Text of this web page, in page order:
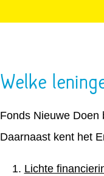
Welke
Fonds Nieuwe Doen
Daarnaast kent het
Lichte